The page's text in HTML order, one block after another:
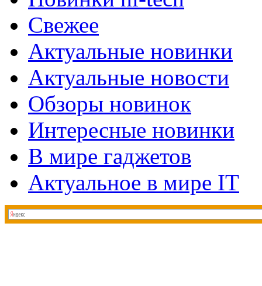
Свежее
Актуальные новинки
Актуальные новости
Обзоры новинок
Интересные новинки
В мире гаджетов
Актуальное в мире IT